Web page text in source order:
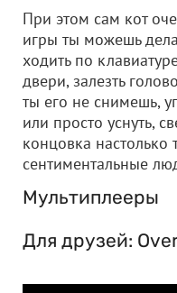
При этом сам кот
игры ты можешь
ходить по
двери, залезть
ты его не снимешь,
или просто уснуть,
концовка настолько
сентиментальные
Мультиплееры
Для друзей: